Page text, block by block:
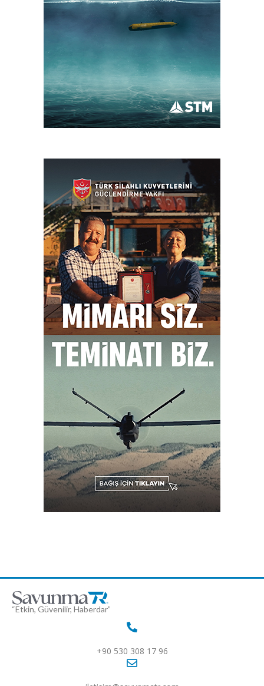
“Etkin, Güvenilir, Haberdar”
+90 530 308 17 96